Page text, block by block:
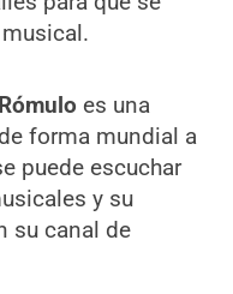
es una
forma mundial a
puede escuchar
y su
su canal de